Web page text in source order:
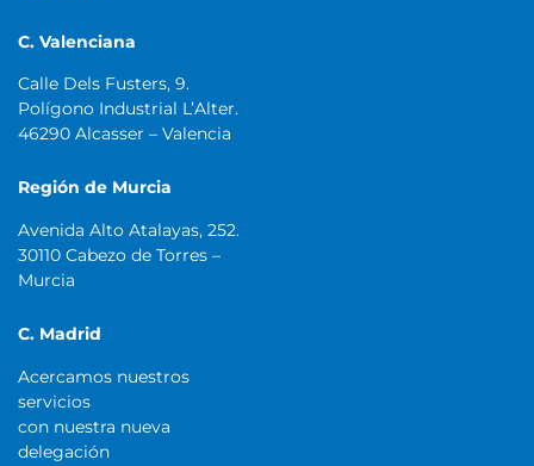
C. Valenciana
Calle Dels Fusters, 9.
Polígono Industrial L’Alter.
46290 Alcasser – Valencia
Región de Murcia
Avenida Alto Atalayas, 252.
30110 Cabezo de Torres –
Murcia
C. Madrid
Acercamos nuestros
servicios
con nuestra nueva
delegación